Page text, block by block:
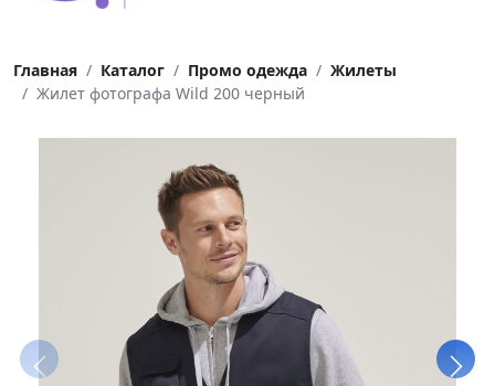
Главная Каталог Промо одежда
Жилеты
Жилет фотографа Wild 200 черный